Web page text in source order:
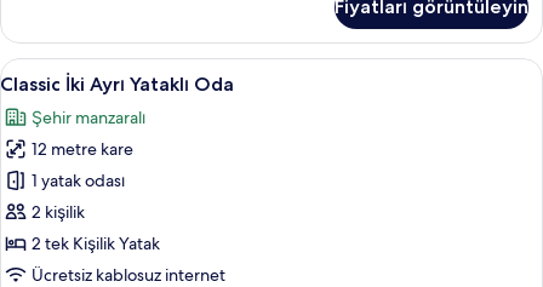
daha
fazla
detay
Fiyatları görüntüleyin
Classic
İki
Ayrı
Yataklı
Oda
için
tüm
fotoğrafları
Classic İki Ayrı Yataklı Oda | Kaliteli
6
Classic İki Ayrı Yataklı Oda
Şehir manzaralı
12 metre kare
1 yatak odası
2 kişilik
2 tek Kişilik Yatak
Ücretsiz kablosuz internet